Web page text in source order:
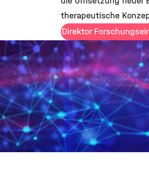
therapeutische
Direktor